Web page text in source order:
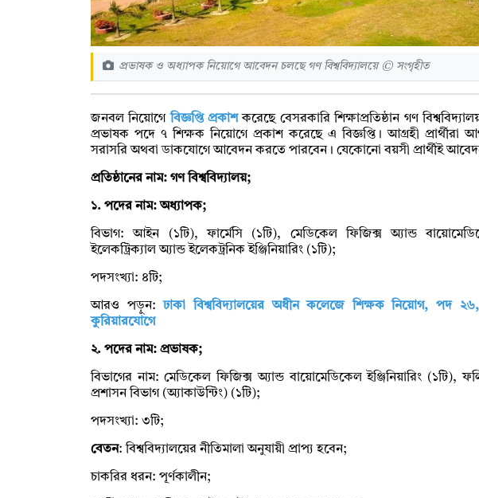
প্রভাষক ও অধ্যাপক নিয়োগে আবেদন চলছে গণ বিশ্ববিদ্যালয়ে © সংগৃহীত
জনবল নিয়োগেবিজ্ঞপ্তি প্রকাশকরেছে বেসরকারি শিক্ষাপ্রতিষ্ঠান গণ
প্রভাষক পদে ৭ শিক্ষক নিয়োগে প্রকাশ করেছে এ বিজ্ঞপ্তি। আগ্রহী প্রার্থীরা
সরাসরি অথবা ডাকযোগে আবেদন করতে পারবেন। যেকোনো বয়সী প্রার্থীই
প্রতিষ্ঠানের নাম: গণ বিশ্ববিদ্যালয়;
১. পদের নাম: অধ্যাপক;
বিভাগ: আইন (১টি), ফার্মেসি (১টি), মেডিকেল ফিজিক্স অ্যান্ড
ইলেকট্রিক্যাল অ্যান্ড ইলেকট্রনিক ইঞ্জিনিয়ারিং (১টি);
পদসংখ্যা: ৪টি;
আরও পড়ুন:ঢাকা বিশ্ববিদ্যালয়ের অধীন কলেজে শিক্ষক নিয়োগ, পদ
কুরিয়ারযোগে
২. পদের নাম: প্রভাষক;
বিভাগের নাম: মেডিকেল ফিজিক্স অ্যান্ড বায়োমেডিকেল ইঞ্জিনিয়ারিং (১টি),
প্রশাসন বিভাগ (অ্যাকাউন্টিং) (১টি);
পদসংখ্যা: ৩টি;
বেতন: বিশ্ববিদ্যালয়ের নীতিমালা অনুযায়ী প্রাপ্য হবেন;
চাকরির ধরন: পূর্ণকালীন;